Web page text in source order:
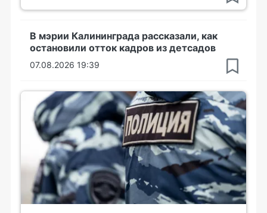
В мэрии Калининграда рассказали, как
остановили отток кадров из детсадов
07.08.2026 19:39